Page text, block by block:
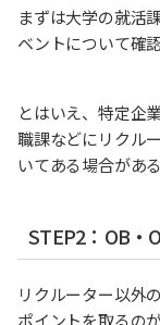
まずは大学の就活
ベントについて確
とはいえ、特定企
職課などにリクル
いてある場合があ
STEP2：OB・
リクルーター以外
ポイントを取るの